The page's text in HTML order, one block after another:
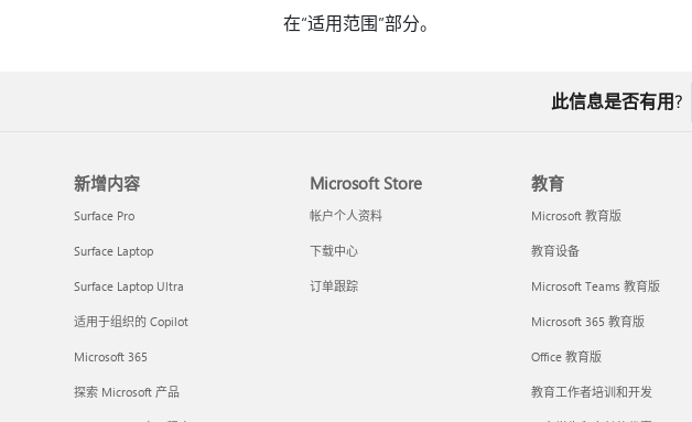
在“适用范围”部分。
此信息是否有用?
新增内容
Surface Pro
Surface Laptop
Surface Laptop Ultra
适用于组织的 Copilot
Microsoft 365
探索 Microsoft 产品
Microsoft Store
帐户个人资料
下载中心
订单跟踪
教育
Microsoft 教育版
教育设备
Microsoft Teams 教育版
Microsoft 365 教育版
Office 教育版
教育工作者培训和开发